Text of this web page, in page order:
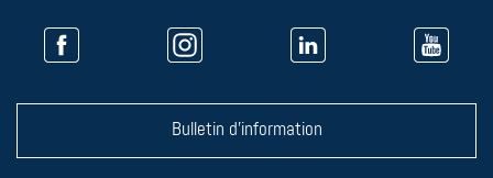
Bulletin d'information